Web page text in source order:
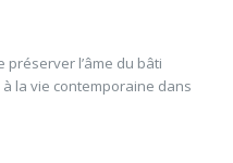
l’âme du bâti
la vie contemporaine dans